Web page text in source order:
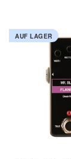
AUF LAGER